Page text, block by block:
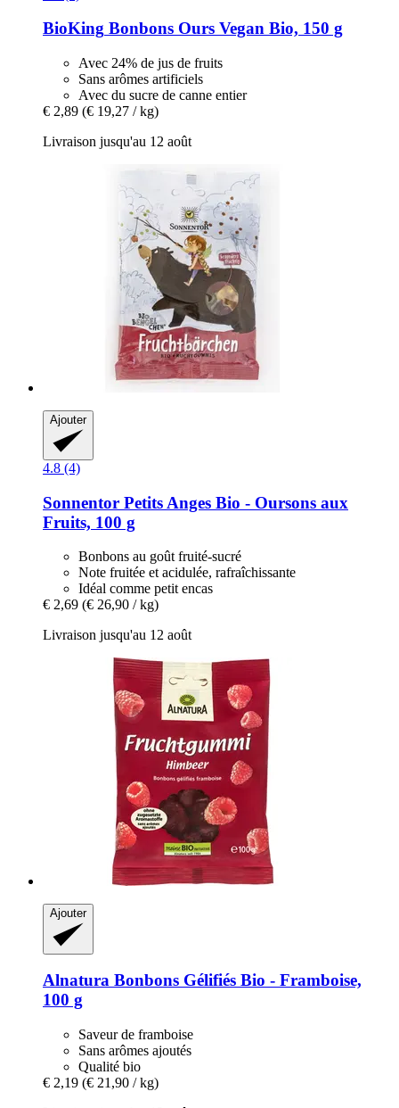
BioKing Bonbons Ours Vegan Bio, 150 g
Avec 24% de jus de fruits
Sans arômes artificiels
Avec du sucre de canne entier
€ 2,89 (€ 19,27 / kg)
Livraison jusqu'au 12 août
Ajouter
4.8 (4)
Sonnentor Petits Anges Bio -​ Oursons aux
Fruits, 100 g
Bonbons au goût fruité-sucré
Note fruitée et acidulée, rafraîchissante
Idéal comme petit encas
€ 2,69 (€ 26,90 / kg)
Livraison jusqu'au 12 août
Ajouter
Alnatura Bonbons Gélifiés Bio -​ Framboise,
100 g
Saveur de framboise
Sans arômes ajoutés
Qualité bio
€ 2,19 (€ 21,90 / kg)